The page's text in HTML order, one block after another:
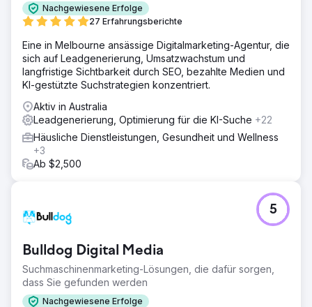
Lösung
Nach einer umfassenden Prüfung haben wir eine
potenzielle Kunden zu gewinnen, mithilfe einer Lead-
Capture-Kampagne eine Liste von Listen zu erstellen und
diese interessierten Interessenten dann in Ticketkäufer
umzuwandeln. Wir haben die Medien im Vorfeld der
Veranstaltung so geplant, dass die Verteilung der
Budgets problemlos an ihre Ergebnisse angepasst
werden konnte, wobei die Ausgaben bis zur
Veranstaltung skaliert wurden.
Ergebnis
Anzeigen allein in den letzten 2 Wochen. Darüber hinaus
stiegen ihre Ticketverkäufe im Vergleich zum Vorjahr um
über 20 %.
Zur Agenturseite
Nachgewiesene Erfolge
27 Erfahrungsberichte
Eine in Melbourne ansässige Digitalmarketing-Agentur, die
sich auf Leadgenerierung, Umsatzwachstum und
langfristige Sichtbarkeit durch SEO, bezahlte Medien und
KI-gestützte Suchstrategien konzentriert.
Aktiv in Australia
Leadgenerierung, Optimierung für die KI-Suche +22
Häusliche Dienstleistungen, Gesundheit und Wellness
+3
Ab $2,500
Bulldog Digital Media
Suchmaschinenmarketing-Lösungen, die dafür sorgen,
dass Sie gefunden werden
Nachgewiesene Erfolge
5